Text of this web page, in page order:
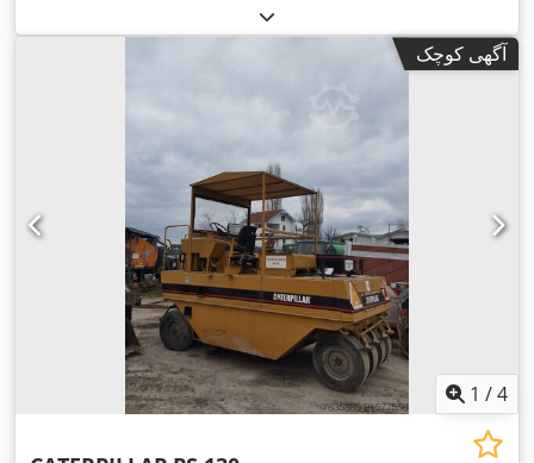
رایانه‌ی روی برد, سطح صدای کم, هیدرولیک گریپر,
چراغ‌های جلو اضافی, چهار چرخ محرک,
آگهی کوچک
1 /4